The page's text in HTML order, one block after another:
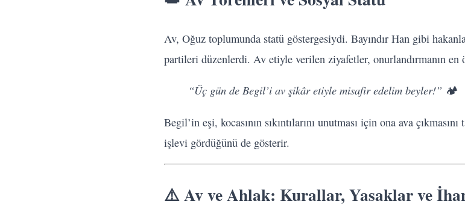
Av, Oğuz toplumunda statü göstergesiydi. Bayındır Han gibi
partileri düzenlerdi. Av etiyle verilen ziyafetler, onurlandırmanın en
“Üç gün de Begil’i av şikâr etiyle misafir edelim beyler!” 🏕️
Begil’in eşi, kocasının sıkıntılarını unutması için ona ava
işlevi gördüğünü de gösterir.
⚠️ Av ve Ahlak: Kurallar, Yasaklar ve